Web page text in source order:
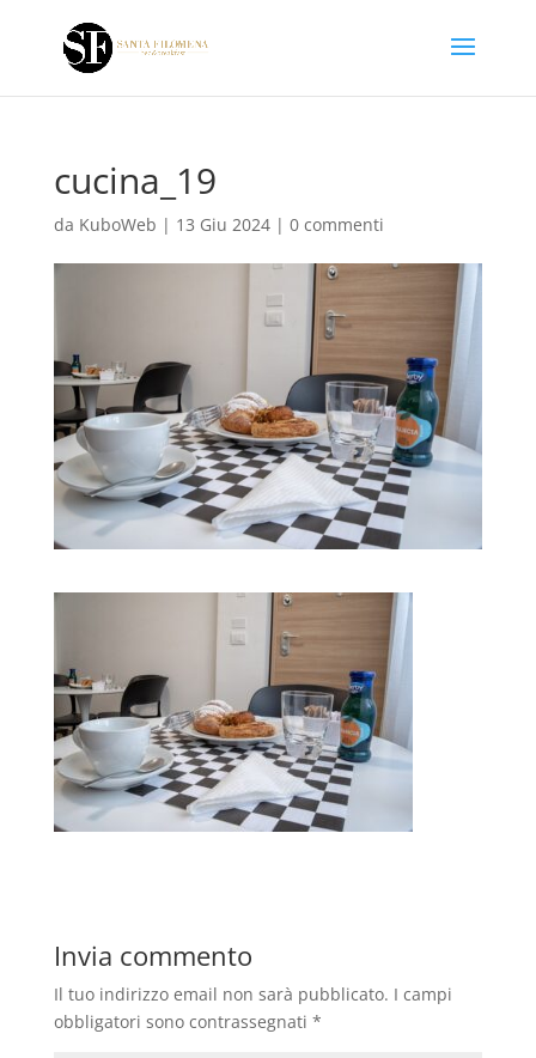
cucina_19
da KuboWeb | 13 Giu 2024| 0 commenti
Invia commento
Il tuo indirizzo email non sarà pubblicato. I campi
obbligatori sono contrassegnati *